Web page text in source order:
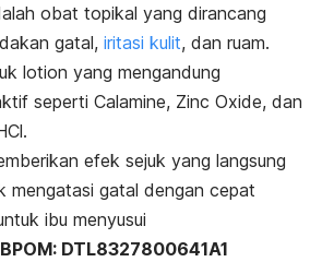
obat topikal yang dirancang
gatal, iritasi kulit, dan ruam.
lotion yang mengandung
seperti Calamine, Zinc Oxide, dan
.
efek sejuk yang langsung
mengatasi gatal dengan cepat
ibu menyusui
DTL8327800641A1